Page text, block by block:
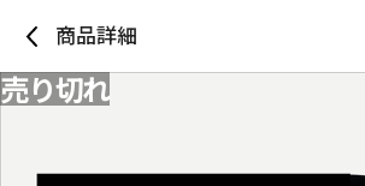
商品詳細
売り切れ